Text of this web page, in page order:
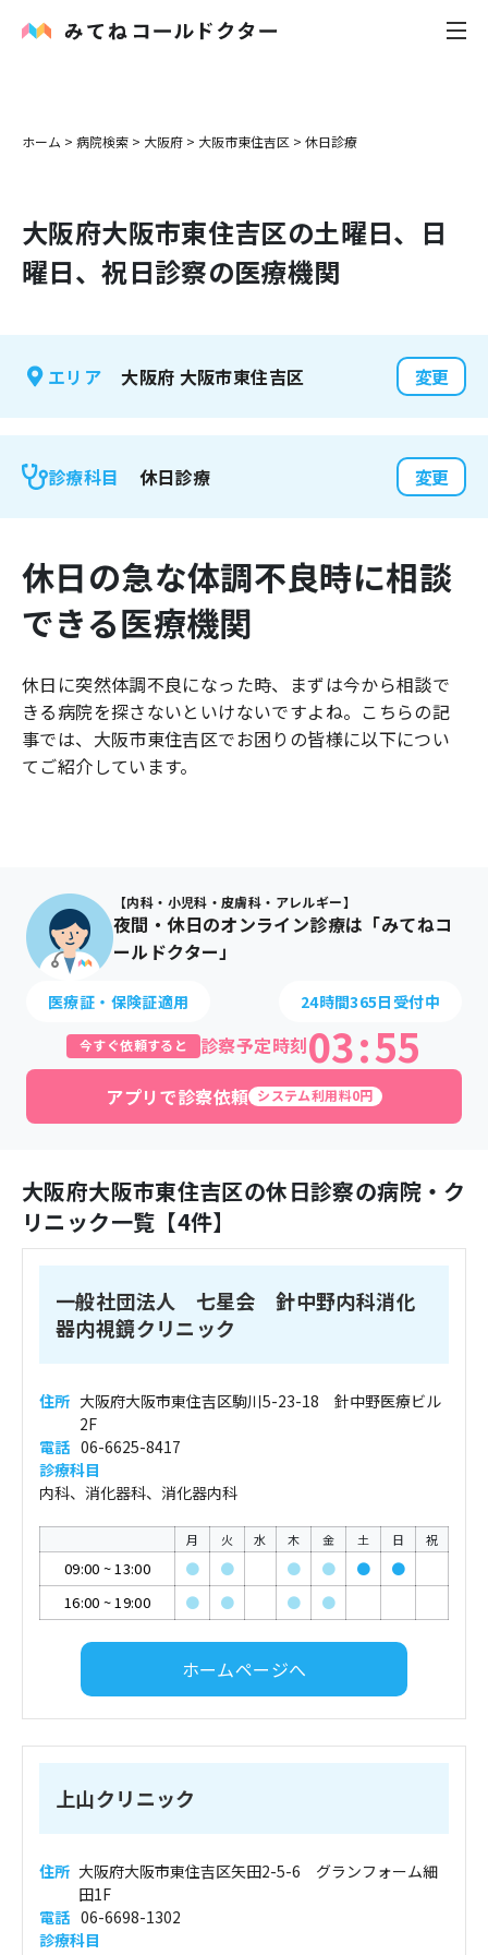
内科
花粉症
お知らせ
ホーム > 病院検索 > 大阪府 > 大阪市東住吉区 > 休日診療
大阪府大阪市東住吉区の土曜日、日
曜日、祝日診察の医療機関
エリア 大阪府 大阪市東住吉区 変更
診療科目 休日診療 変更
休日の急な体調不良時に相談
できる医療機関
休日に突然体調不良になった時、まずは今から相談で
きる病院を探さないといけないですよね。こちらの記
事では、 大阪市東住吉区でお困りの皆様に以下につい
てご紹介しています。
【内科・小児科・皮膚科・アレルギー】
夜間・休日のオンライン診療は「みてねコ
ールドクター」
医療証・保険証適用 24時間365日受付中
今すぐ依頼すると 診察予定時刻03:55
アプリで診察依頼 システム利用料0円
大阪府大阪市東住吉区の休日診察の病院・ク
リニック一覧【4件】
一般社団法人 七星会 針中野内科消化
器内視鏡クリニック
住所 大阪府大阪市東住吉区駒川5-23-18 針中野医療ビル
2F
電話 06-6625-8417
診療科目
内科、消化器科、消化器内科
月 火 水 木 金 土 日 祝
09:00 ~13:00 ● ● ● ● ●
●
16:00 ~19:00 ● ● ● ●
ホームページへ
上山クリニック
住所 大阪府大阪市東住吉区矢田2-5-6 グランフォーム細
田1F
電話 06-6698-1302
診療科目